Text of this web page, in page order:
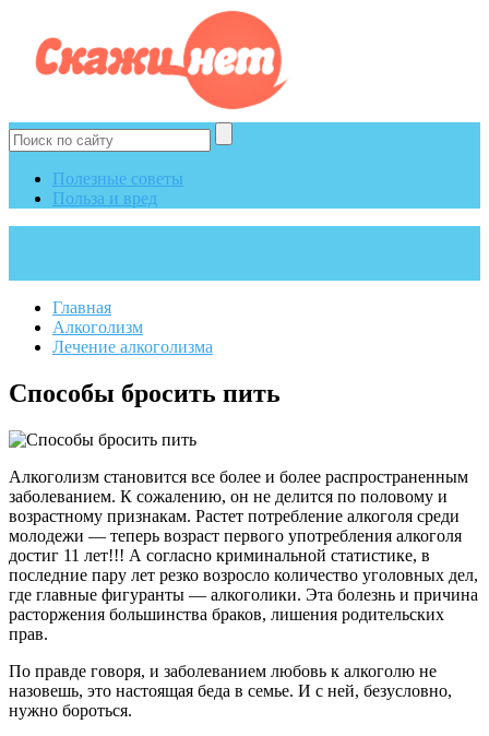
Полезные советы
Польза и вред
Главная
Алкоголизм
Лечение алкоголизма
Способы бросить пить
Алкоголизм становится все более и более распространенным
заболеванием. К сожалению, он не делится по половому и
возрастному признакам. Растет потребление алкоголя среди
молодежи — теперь возраст первого употребления алкоголя
достиг 11 лет!!! А согласно криминальной статистике, в
последние пару лет резко возросло количество уголовных дел,
где главные фигуранты — алкоголики. Эта болезнь и причина
расторжения большинства браков, лишения родительских
прав.
По правде говоря, и заболеванием любовь к алкоголю не
назовешь, это настоящая беда в семье. И с ней, безусловно,
нужно бороться.